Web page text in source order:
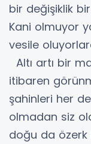
bir değişiklik bir
Kani olmuyor
vesile
Altı artı bir
itibaren
şahinleri her
olmadan siz
doğu da özerk